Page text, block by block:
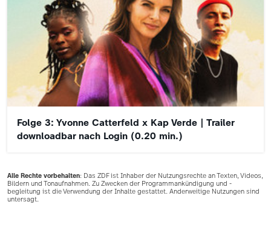
Folge 3: Yvonne Catterfeld x Kap Verde | Trailer
downloadbar nach Login (0.20 min.)
Alle Rechte vorbehalten: Das ZDF ist Inhaber der Nutzungsrechte an Texten, Videos,
Bildern und Tonaufnahmen. Zu Zwecken der Programmankündigung und -
begleitung ist die Verwendung der Inhalte gestattet. Anderweitige Nutzungen sind
untersagt.